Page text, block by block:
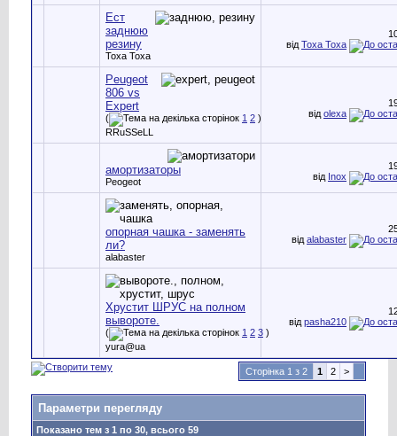
Ест
заднюю
резину
Toxa Toxa
від Toxa Toxa
Peugeot
806 vs
Expert
( 1 2 )
RRuSSeLL
від olexa
амортизаторы
Peogeot
від Inox
опорная чашка - заменять
ли?
alabaster
від alabaster
Хрустит ШРУС на полном
вывороте.
( 1 2 3 )
yura@ua
від pasha210
Сторінка 1 з 2 1 2 >
Параметри перегляду
Показано тем з 1 по 30, всього 59